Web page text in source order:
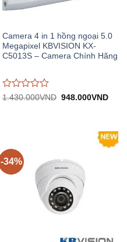
Camera 4 in 1 hồng ngoại 5.0
Megapixel KBVISION KX-
C5013S – Camera Chính Hãng
Được
1.430.000VND Giá
948.000VNDGiá
-34%